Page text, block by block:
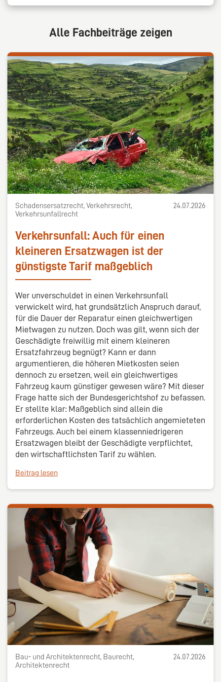
Alle Fachbeiträge zeigen
Schadensersatzrecht, Verkehrsrecht,
Verkehrsunfallrecht
24.07.2026
Verkehrsunfall: Auch für einen
kleineren Ersatzwagen ist der
günstigste Tarif maßgeblich
Wer unverschuldet in einen Verkehrsunfall
verwickelt wird, hat grundsätzlich Anspruch darauf,
für die Dauer der Reparatur einen gleichwertigen
Mietwagen zu nutzen. Doch was gilt, wenn sich der
Geschädigte freiwillig mit einem kleineren
Ersatzfahrzeug begnügt? Kann er dann
argumentieren, die höheren Mietkosten seien
dennoch zu ersetzen, weil ein gleichwertiges
Fahrzeug kaum günstiger gewesen wäre? Mit dieser
Frage hatte sich der Bundesgerichtshof zu befassen.
Er stellte klar: Maßgeblich sind allein die
erforderlichen Kosten des tatsächlich angemieteten
Fahrzeugs. Auch bei einem klassenniedrigeren
Ersatzwagen bleibt der Geschädigte verpflichtet,
den wirtschaftlichsten Tarif zu wählen.
Beitrag lesen
Bau- und Architektenrecht, Baurecht,
Architektenrecht
24.07.2026